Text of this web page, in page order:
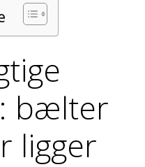
bælter
ligger